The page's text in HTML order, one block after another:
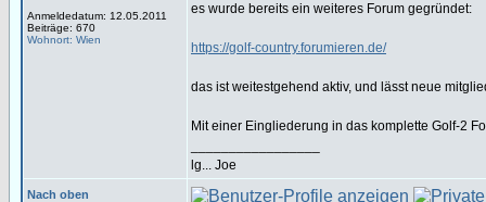
Anmeldedatum: 12.05.2011
Beiträge: 670
Wohnort: Wien
es wurde bereits ein weiteres Forum gegründet:
https://golf-country.forumieren.de/
das ist weitestgehend aktiv, und lässt neue
Mit einer Eingliederung in das komplette Golf-2
lg... Joe
Nach oben